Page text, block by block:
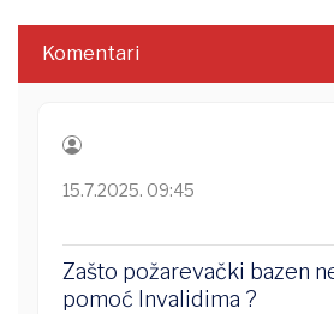
Komentari
15.7.2025. 09:45
Zašto požarevački bazen
pomoć Invalidima ?